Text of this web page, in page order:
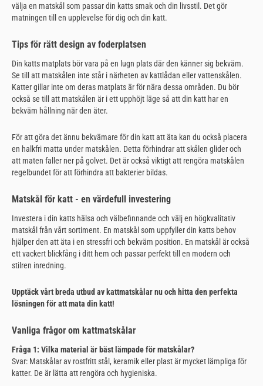
välja en matskål som passar din katts smak och din livsstil. Det gör
matningen till en upplevelse för dig och din katt.
Tips för rätt design av foderplatsen
Din katts matplats bör vara på en lugn plats där den känner sig bekväm.
Se till att matskålen inte står i närheten av kattlådan eller vattenskålen.
Katter gillar inte om deras matplats är för nära dessa områden. Du bör
också se till att matskålen är i ett upphöjt läge så att din katt har en
bekväm hållning när den äter.
För att göra det ännu bekvämare för din katt att äta kan du också placera
en halkfri matta under matskålen. Detta förhindrar att skålen glider och
att maten faller ner på golvet. Det är också viktigt att rengöra matskålen
regelbundet för att förhindra att bakterier bildas.
Matskål för katt - en värdefull investering
Investera i din katts hälsa och välbefinnande och välj en högkvalitativ
matskål från vårt sortiment. En matskål som uppfyller din katts behov
hjälper den att äta i en stressfri och bekväm position. En matskål är också
ett vackert blickfång i ditt hem och passar perfekt till en modern och
stilren inredning.
Upptäck vårt breda utbud av kattmatskålar nu och hitta den perfekta
lösningen för att mata din katt!
Vanliga frågor om kattmatskålar
Fråga 1: Vilka material är bäst lämpade för matskålar?
Svar: Matskålar av rostfritt stål, keramik eller plast är mycket lämpliga för
katter. De är lätta att rengöra och hygieniska.